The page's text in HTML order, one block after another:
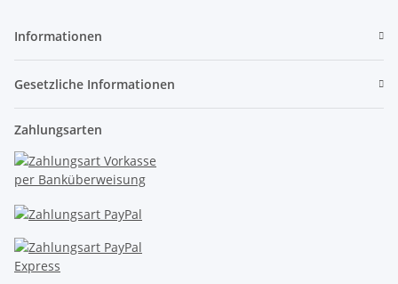
Informationen
Gesetzliche Informationen
Zahlungsarten